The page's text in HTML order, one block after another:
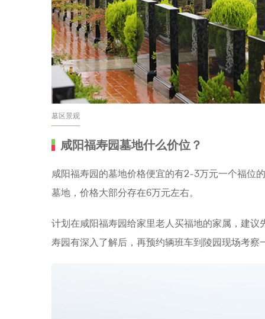
墓区景观
咸阳福寿园墓地什么价位？
咸阳福寿园的墓地价格便宜的有2-3万元一个福位
墓地，价格大部分存在6万元左右。
计划在咸阳福寿园给家里老人买福地的家属，建
寿园有深入了解后，再预约辆班车到陵园现场考察